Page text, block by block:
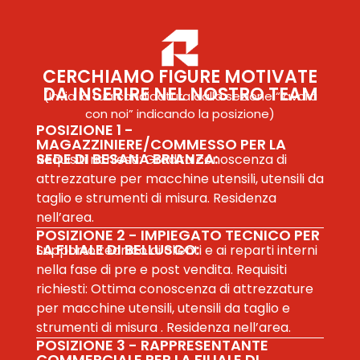
Sede di Besana
Via V. Emanuele II, 34
20842 Besana Brianza (MB)
Via dei Quadri, 62
20882 Bellusco (MB)
Privacy Policy
CERCHIAMO FIGURE MOTIVATE
DA INSERIRE NEL NOSTRO TEAM
(Invia la tua candidatura dalla sezione “lavora
con noi” indicando la posizione)
POSIZIONE 1 -
MAGAZZINIERE/COMMESSO PER LA
SEDE DI BESANA BRIANZA:
Requisiti richiesti: Gradita conoscenza di
attrezzature per macchine utensili, utensili da
taglio e strumenti di misura. Residenza
nell’area.
POSIZIONE 2 - IMPIEGATO TECNICO PER
LA FILIALE DI BELLUSCO:
Supporto tecnico ai clienti e ai reparti interni
nella fase di pre e post vendita. Requisiti
richiesti: Ottima conoscenza di attrezzature
per macchine utensili, utensili da taglio e
strumenti di misura . Residenza nell’area.
POSIZIONE 3 - RAPPRESENTANTE